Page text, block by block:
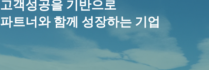
고객성공을 기반으로
파트너와 함께 성장하는 기업